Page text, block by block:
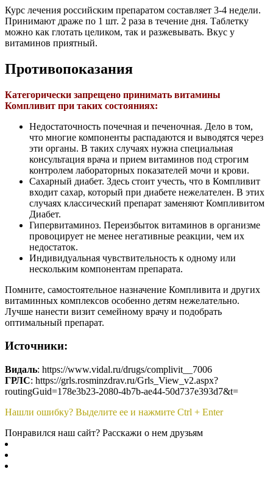
Курс лечения российским препаратом составляет 3-4 недели.
Принимают драже по 1 шт. 2 раза в течение дня. Таблетку
можно как глотать целиком, так и разжевывать. Вкус у
витаминов приятный.
Противопоказания
Категорически запрещено принимать витамины
Компливит при таких состояниях:
Недостаточность почечная и печеночная. Дело в том,
что многие компоненты распадаются и выводятся через
эти органы. В таких случаях нужна специальная
консультация врача и прием витаминов под строгим
контролем лабораторных показателей мочи и крови.
Сахарный диабет. Здесь стоит учесть, что в Компливит
входит сахар, который при диабете нежелателен. В этих
случаях классический препарат заменяют Компливитом
Диабет.
Гипервитаминоз. Переизбыток витаминов в организме
провоцирует не менее негативные реакции, чем их
недостаток.
Индивидуальная чувствительность к одному или
нескольким компонентам препарата.
Помните, самостоятельное назначение Компливита и других
витаминных комплексов особенно детям нежелательно.
Лучше нанести визит семейному врачу и подобрать
оптимальный препарат.
Источники:
Видаль: https://www.vidal.ru/drugs/complivit__7006
ГРЛС: https://grls.rosminzdrav.ru/Grls_View_v2.aspx?
routingGuid=178e3b23-2080-4b7b-ae44-50d737e393d7&t=
Нашли ошибку? Выделите ее и нажмите Ctrl + Enter
Понравился наш сайт? Расскажи о нем друзьям